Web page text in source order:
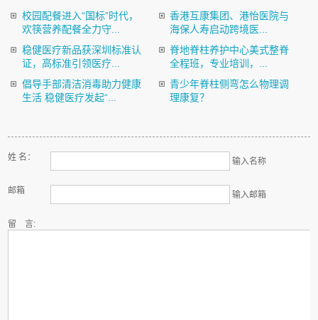
校园配餐进入“国标”时代，
欢筷营养配餐全力守...
香港互康集团、港怡医院与
海保人寿启动跨境医...
稳健医疗新品获深圳标准认
证，高标准引领医疗...
脊地脊柱养护中心美式整脊
全程班，专业培训，...
倡导手部清洁消毒助力健康
生活 稳健医疗发起“...
青少年脊柱侧弯怎么物理调
理康复？
姓 名： 输入名称
邮箱 输入邮箱
留 言: